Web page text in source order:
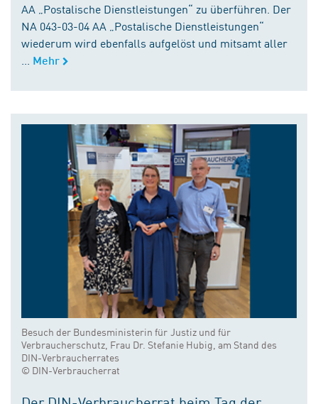
AA „Postalische Dienstleistungen“ zu überführen. Der
NA 043-03-04 AA „Postalische Dienstleistungen“
wiederum wird ebenfalls aufgelöst und mitsamt aller
Mehr
Besuch der Bundesministerin für Justiz und für
Verbraucherschutz, Frau Dr. Stefanie Hubig, am Stand des
DIN-Verbraucherrates
© DIN-Verbraucherrat